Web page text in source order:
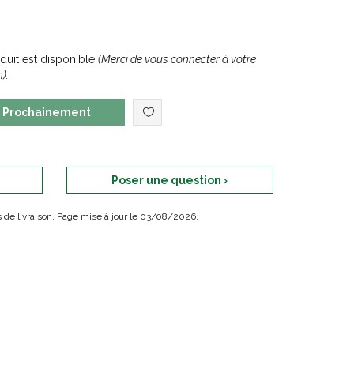
est disponible (Merci de vous connecter à votre
Prochainement
Poser une question ›
de livraison. Page mise à jour le 03/08/2026.